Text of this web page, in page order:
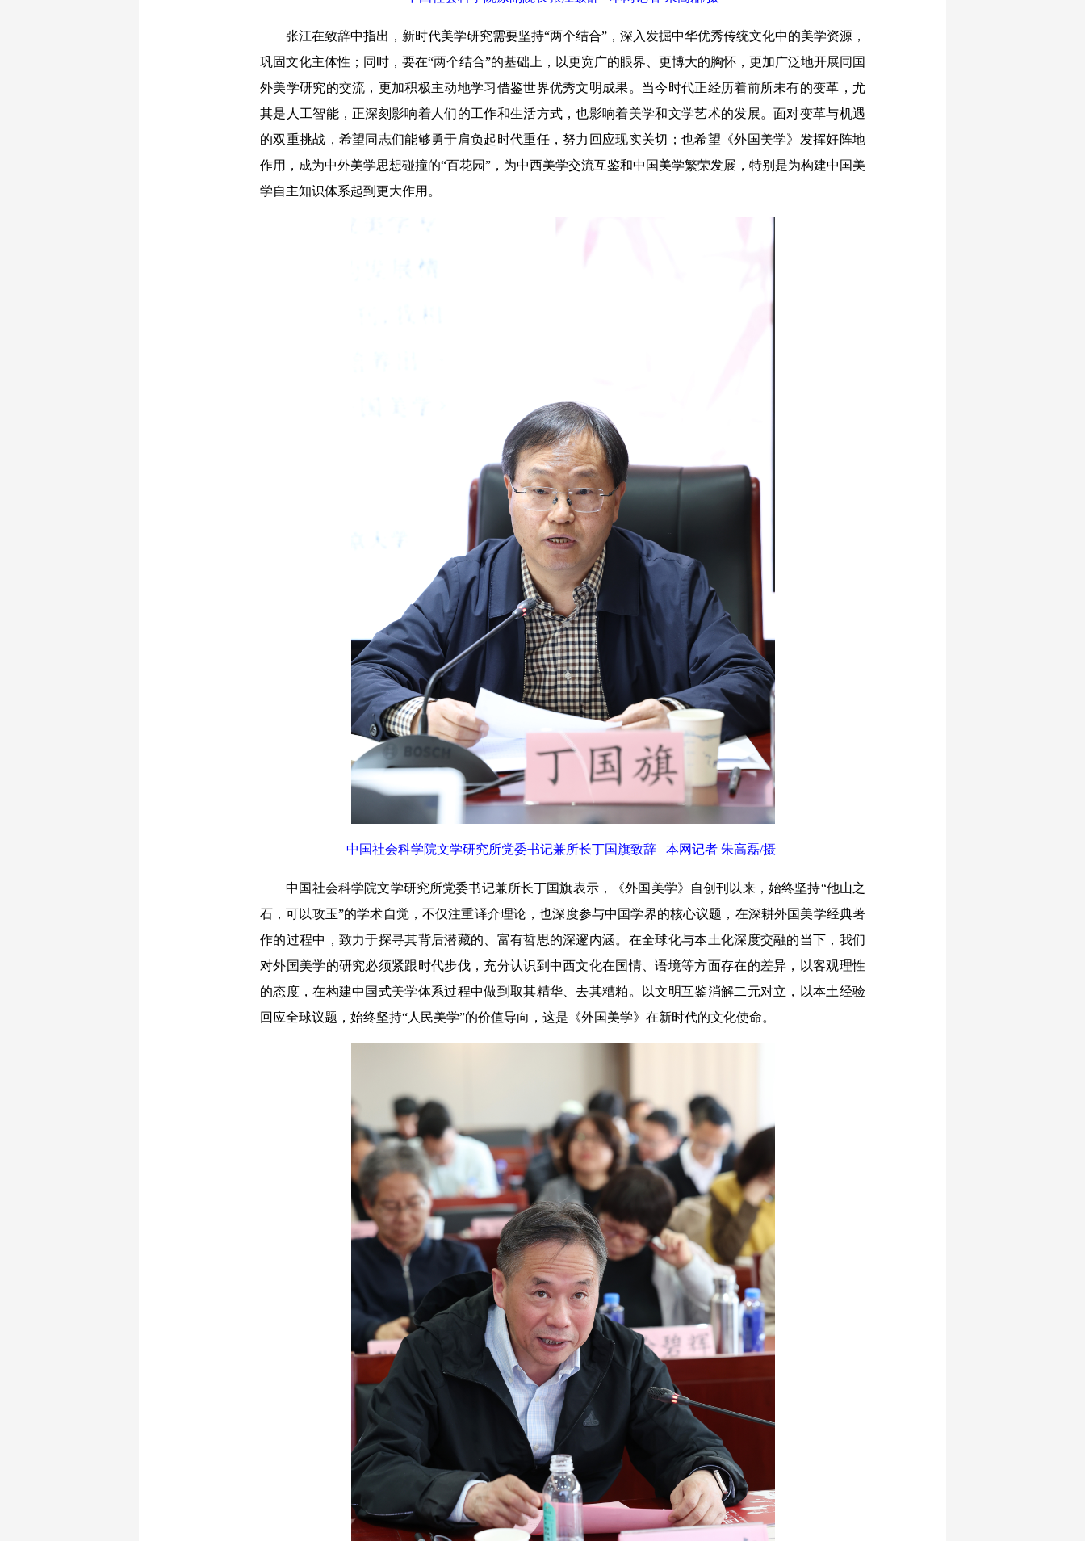
张江在致辞中指出，新时代美学研究需要坚持“两个结合”，深入发掘中华优秀传统文化中的美学资源，
巩固文化主体性；同时，要在“两个结合”的基础上，以更宽广的眼界、更博大的胸怀，更加广泛地开展同国
外美学研究的交流，更加积极主动地学习借鉴世界优秀文明成果。当今时代正经历着前所未有的变革，尤
其是人工智能，正深刻影响着人们的工作和生活方式，也影响着美学和文学艺术的发展。面对变革与机遇
的双重挑战，希望同志们能够勇于肩负起时代重任，努力回应现实关切；也希望《外国美学》发挥好阵地
作用，成为中外美学思想碰撞的“百花园”，为中西美学交流互鉴和中国美学繁荣发展，特别是为构建中国美
学自主知识体系起到更大作用。
中国社会科学院文学研究所党委书记兼所长丁国旗致辞 本网记者 朱高磊/摄
中国社会科学院文学研究所党委书记兼所长丁国旗表示，《外国美学》自创刊以来，始终坚持“他山之
石，可以攻玉”的学术自觉，不仅注重译介理论，也深度参与中国学界的核心议题，在深耕外国美学经典著
作的过程中，致力于探寻其背后潜藏的、富有哲思的深邃内涵。在全球化与本土化深度交融的当下，我们
对外国美学的研究必须紧跟时代步伐，充分认识到中西文化在国情、语境等方面存在的差异，以客观理性
的态度，在构建中国式美学体系过程中做到取其精华、去其糟粕。以文明互鉴消解二元对立，以本土经验
回应全球议题，始终坚持“人民美学”的价值导向，这是《外国美学》在新时代的文化使命。